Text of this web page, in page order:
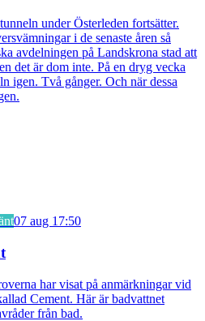
under Österleden fortsätter.
i de senaste åren så
avdelningen på Landskrona stad att
det är dom inte. På en dryg vecka
igen. Två gånger. Och när dessa
07 aug 17:50
har visat på anmärkningar vid
Cement. Här är badvattnet
från bad.